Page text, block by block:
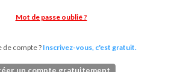
Mot de passe oublié ?
de compte ? Inscrivez-vous, c'est gratuit.
un compte gratuitement